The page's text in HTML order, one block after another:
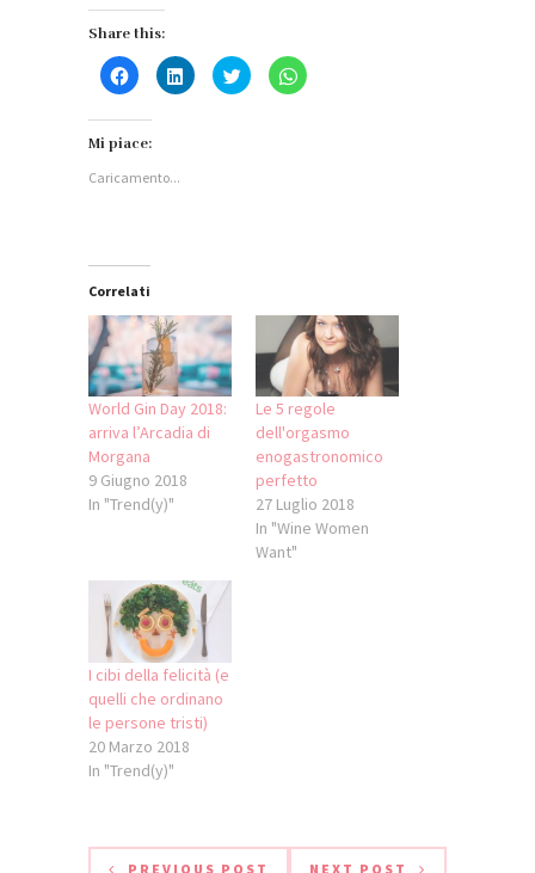
Share this:
Fai
clic
Facebook
apre
in
Fai
clic
Fai
clic
Fai
clic
Mi piace:
Caricamento...
Correlati
World Gin Day 2018:
arriva l’Arcadia di
Morgana
9 Giugno 2018
In "Trend(y)"
Le 5 regole
dell'orgasmo
enogastronomico
perfetto
27 Luglio 2018
In "Wine Women
Want"
I cibi della felicità (e
quelli che ordinano
le persone tristi)
20 Marzo 2018
In "Trend(y)"
PREVIOUS POST NEXT POST